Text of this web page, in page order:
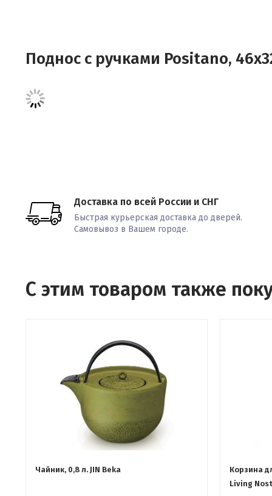
Поднос с ручками Positano,
Доставка по всей России и СНГ
Быстрая курьерская доставка до дверей.
Самовывоз в Вашем городе.
С этим товаром также
Чайник, 0,8 л. JIN Beka
Корзина
Living